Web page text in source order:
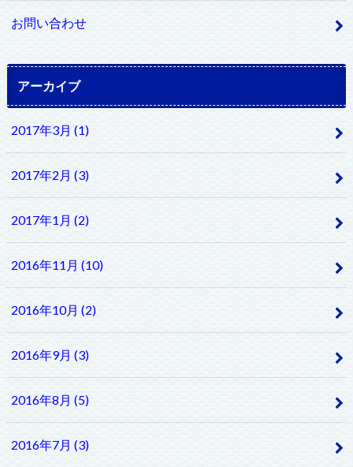
お問い合わせ
アーカイブ
2017年3月 (1)
2017年2月 (3)
2017年1月 (2)
2016年11月 (10)
2016年10月 (2)
2016年9月 (3)
2016年8月 (5)
2016年7月 (3)